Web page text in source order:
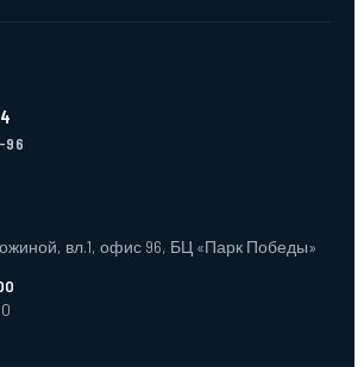
96
вл.1, офис 96, БЦ «Парк Победы»